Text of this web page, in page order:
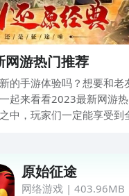
网游热门推荐
的手游体验吗？想要和老
起来看看2023最新网游
中，玩家们一定能享受到
原始征途
网络游戏| 403.96MB